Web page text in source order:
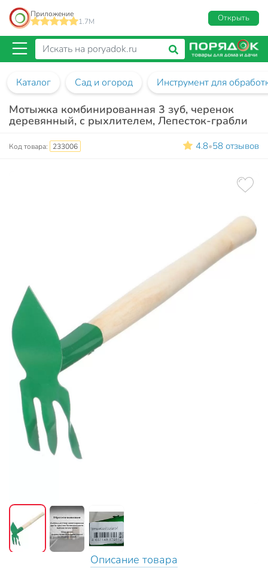
Приложение
1.7M
Открыть
Каталог Сад и огород Инструмент для
Мотыжка комбинированная 3 зуб, черенок
деревянный, с рыхлителем, Лепесток-грабли
Код товара: 233006 4.8•58 отзывов
Описание товара